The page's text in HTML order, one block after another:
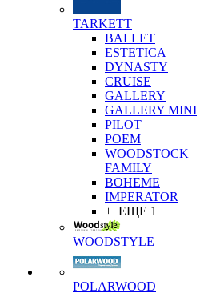
TARKETT
BALLET
ESTETICA
DYNASTY
CRUISE
GALLERY
GALLERY MINI
PILOT
POEM
WOODSTOCK
FAMILY
BOHEME
IMPERATOR
+ ЕЩЕ 1
WOODSTYLE
POLARWOOD